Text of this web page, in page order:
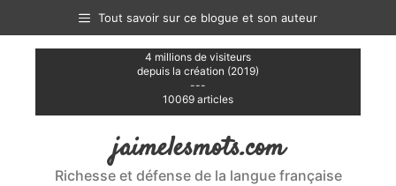
contenu
Tout savoir sur ce blogue et son auteur
4 millions de visiteurs
depuis la création (2019)
---
10069 articles
jaimelesmots.com
Richesse et défense de la langue française